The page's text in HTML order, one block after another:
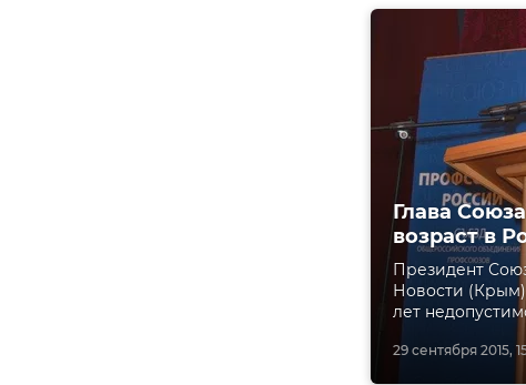
29 сентября 2015,
Глава
возраст в
Президент
Новости
лет